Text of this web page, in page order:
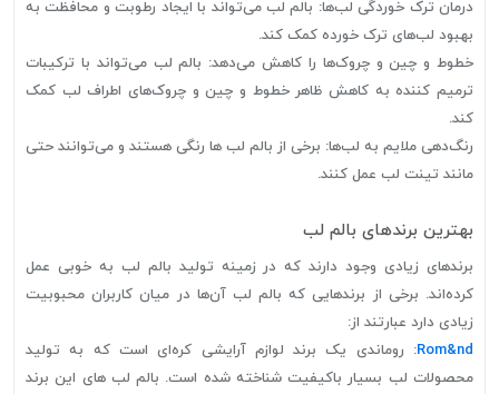
درمان ترک خوردگی لب‌ها: بالم لب می‌تواند با ایجاد رطوبت و محافظت به
بهبود لب‌های ترک خورده کمک کند.
خطوط و چین و چروک‌ها را کاهش می‌دهد: بالم لب می‌تواند با ترکیبات
ترمیم کننده به کاهش ظاهر خطوط و چین و چروک‌های اطراف لب کمک
کند.
رنگ‌دهی ملایم به لب‌ها: برخی از بالم لب ها رنگی هستند و می‌توانند حتی
مانند تینت لب عمل کنند.
بهترین برندهای بالم لب
برندهای زیادی وجود دارند که در زمینه تولید بالم لب به خوبی عمل
کرده‌اند. برخی از برندهایی که بالم لب آن‌ها در میان کاربران محبوبیت
زیادی دارد عبارتند از:
Rom&nd: روماندی یک برند لوازم آرایشی کره‌ای است که به تولید
محصولات لب بسیار باکیفیت شناخته شده است. بالم لب های این برند